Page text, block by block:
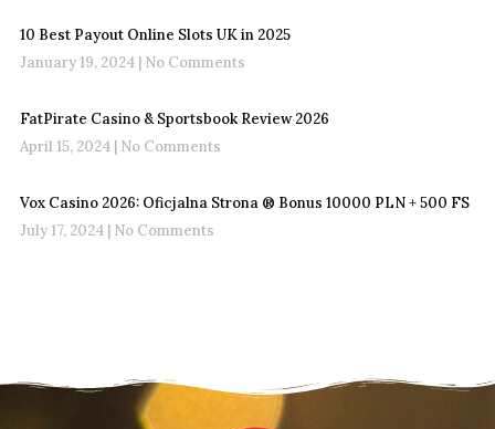
10 Best Payout Online Slots UK in 2025
January 19, 2024 No Comments
FatPirate Casino & Sportsbook Review 2026
April 15, 2024 No Comments
Vox Casino 2026: Oficjalna Strona ®️ Bonus 10000 PLN + 500 FS
July 17, 2024 No Comments